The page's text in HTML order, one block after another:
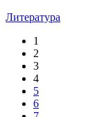
Литература
1
2
3
4
5
6